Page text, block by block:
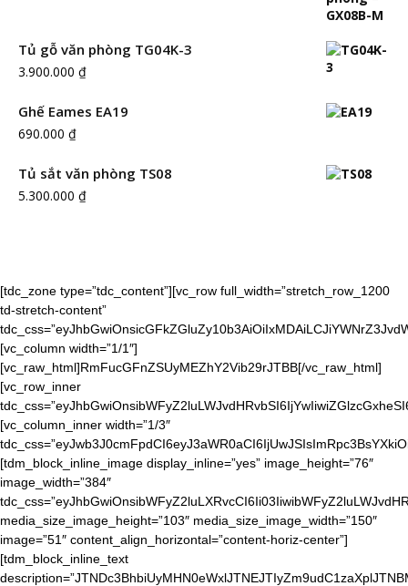
Tủ gỗ văn phòng TG04K-3
3.900.000 ₫
Ghế Eames EA19
690.000 ₫
Tủ sắt văn phòng TS08
5.300.000 ₫
[tdc_zone type=”tdc_content”][vc_row full_width=”stretch_row_1200
td-stretch-content”
[vc_column width=”1/1″]
[vc_raw_html]RmFucGFnZSUyMEZhY2Vib29rJTBB[/vc_raw_html]
[vc_row_inner
[vc_column_inner width=”1/3″
[tdm_block_inline_image display_inline=”yes” image_height=”76″
image_width=”384″
media_size_image_height=”103″ media_size_image_width=”150″
image=”51″ content_align_horizontal=”content-horiz-center”]
[tdm_block_inline_text